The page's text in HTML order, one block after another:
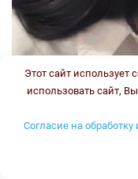
Этот сайт
использовать сайт,
Согласие на